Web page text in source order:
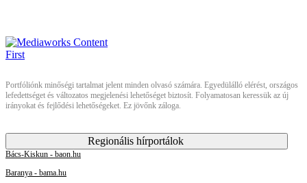
Portfóliónk minőségi tartalmat jelent minden olvasó számára. Egyedülálló elérést, országos
lefedettséget és változatos megjelenési lehetőséget biztosít. Folyamatosan keressük az új
irányokat és fejlődési lehetőségeket. Ez jövőnk záloga.
Regionális hírportálok
Bács-Kiskun - baon.hu
Baranya - bama.hu